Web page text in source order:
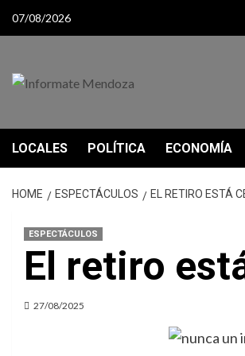
07/08/2026
LOCALES POLÍTICA ECONOMÍA
HOME ESPECTÁCULOS EL RETIRO ESTÁ
ESPECTÁCULOS
El retiro
27/08/2025